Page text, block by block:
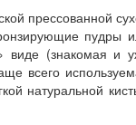
прессованной
пудры
виде (знакомая и
всего
натуральной